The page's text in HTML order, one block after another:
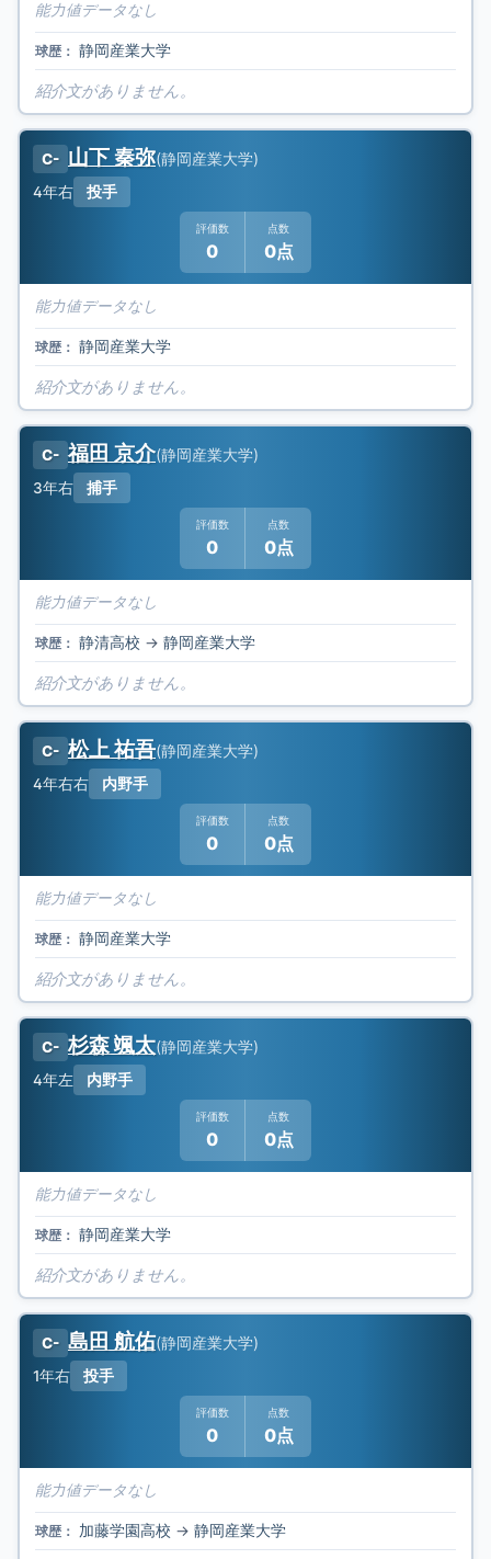
能力値データなし
球歴： 静岡産業大学
紹介文がありません。
C- 山下 秦弥(静岡産業大学)
4年右 投手
評価数
0
点数
0点
能力値データなし
球歴： 静岡産業大学
紹介文がありません。
C- 福田 京介(静岡産業大学)
3年右 捕手
評価数
0
点数
0点
能力値データなし
球歴： 静清高校 → 静岡産業大学
紹介文がありません。
C- 松上 祐吾(静岡産業大学)
4年右右 内野手
評価数
0
点数
0点
能力値データなし
球歴： 静岡産業大学
紹介文がありません。
C- 杉森 颯太(静岡産業大学)
4年左 内野手
評価数
0
点数
0点
能力値データなし
球歴： 静岡産業大学
紹介文がありません。
C- 島田 航佑(静岡産業大学)
1年右 投手
評価数
0
点数
0点
能力値データなし
球歴： 加藤学園高校 → 静岡産業大学